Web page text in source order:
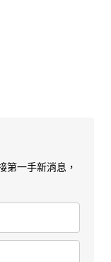
第一手新消息，